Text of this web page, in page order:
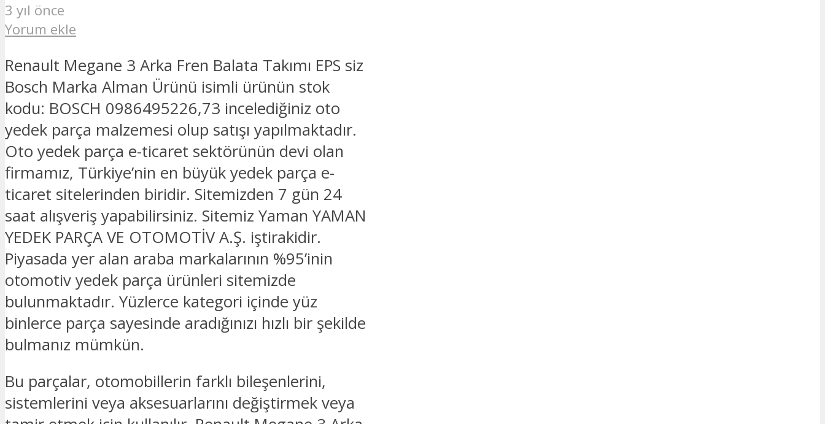
3 yıl önce
Yorum ekle
Renault Megane 3 Arka Fren Balata Takımı EPS siz
Bosch Marka Alman Ürünü isimli ürünün stok
kodu: BOSCH 0986495226,73 incelediğiniz oto
yedek parça malzemesi olup satışı yapılmaktadır.
Oto yedek parça e-ticaret sektörünün devi olan
firmamız, Türkiye’nin en büyük yedek parça e-
ticaret sitelerinden biridir. Sitemizden 7 gün 24
saat alışveriş yapabilirsiniz. Sitemiz Yaman YAMAN
YEDEK PARÇA VE OTOMOTİV A.Ş. iştirakidir.
Piyasada yer alan araba markalarının %95’inin
otomotiv yedek parça ürünleri sitemizde
bulunmaktadır. Yüzlerce kategori içinde yüz
binlerce parça sayesinde aradığınızı hızlı bir şekilde
bulmanız mümkün.
Bu parçalar, otomobillerin farklı bileşenlerini,
sistemlerini veya aksesuarlarını değiştirmek veya